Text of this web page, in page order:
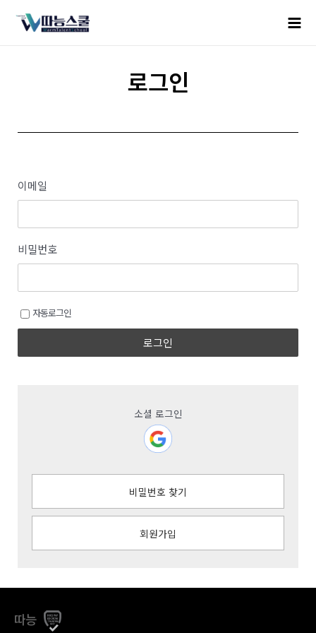
로그인
이메일
비밀번호
자동로그인
로그인
소셜 로그인
비밀번호 찾기
회원가입
따능